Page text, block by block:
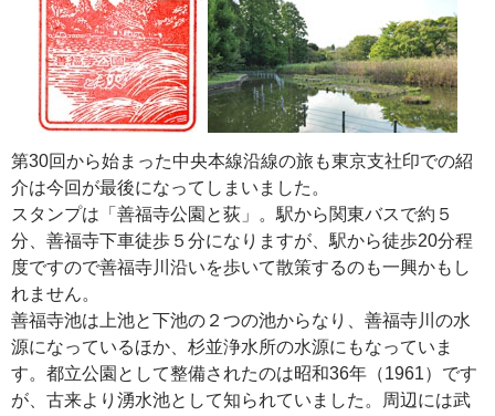
第30回から始まった中央本線沿線の旅も東京支社印での紹
介は今回が最後になってしまいました。
スタンプは「善福寺公園と荻」。駅から関東バスで約５
分、善福寺下車徒歩５分になりますが、駅から徒歩20分程
度ですので善福寺川沿いを歩いて散策するのも一興かもし
れません。
善福寺池は上池と下池の２つの池からなり、善福寺川の水
源になっているほか、杉並浄水所の水源にもなっていま
す。都立公園として整備されたのは昭和36年（1961）です
が、古来より湧水池として知られていました。周辺には武